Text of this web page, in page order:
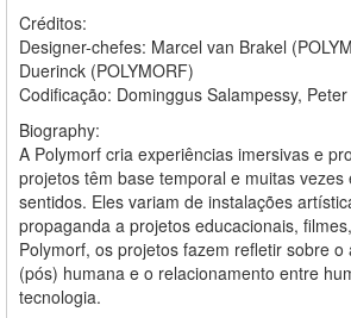
Créditos:
Designer-chefes: Marcel van Brakel
Duerinck (POLYMORF)
Codificação: Dominggus Salampessy,
Biography:
A Polymorf cria experiências imersivas e
projetos têm base temporal e muitas vezes
sentidos. Eles variam de instalações
propaganda a projetos educacionais,
Polymorf, os projetos fazem refletir sobre o
(pós) humana e o relacionamento entre
tecnologia.